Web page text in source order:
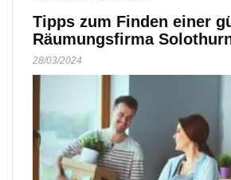
Tipps zum Finden einer
Räumungsfirma
28/03/2024